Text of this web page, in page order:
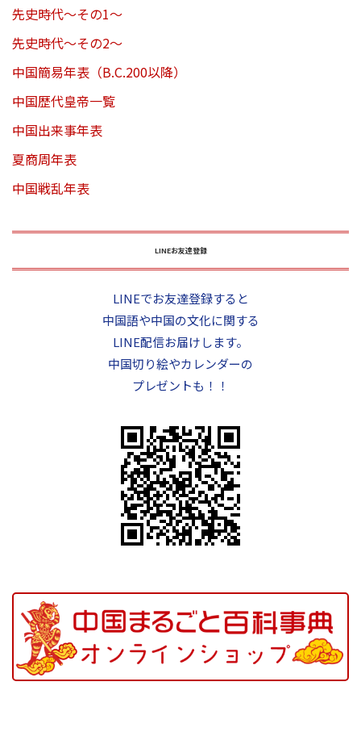
先史時代～その1～
先史時代～その2～
中国簡易年表（B.C.200以降）
中国歴代皇帝一覧
中国出来事年表
夏商周年表
中国戦乱年表
LINEお友達登録
LINEでお友達登録すると
中国語や中国の文化に関する
LINE配信お届けします。
中国切り絵やカレンダーの
プレゼントも！！